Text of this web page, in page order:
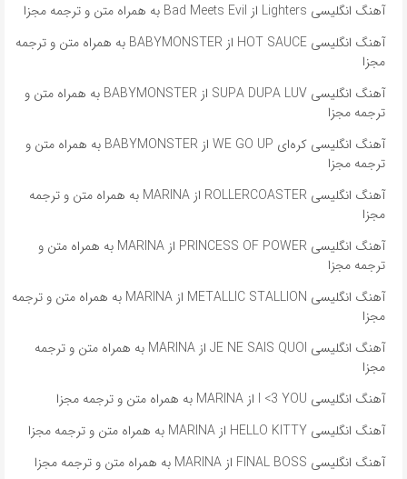
آهنگ انگلیسی Lighters از Bad Meets Evil به همراه متن و ترجمه مجزا
آهنگ انگلیسی HOT SAUCE از BABYMONSTER به همراه متن و ترجمه
مجزا
آهنگ انگلیسی SUPA DUPA LUV از BABYMONSTER به همراه متن و
ترجمه مجزا
آهنگ انگلیسی کره‌ای WE GO UP از BABYMONSTER به همراه متن و
ترجمه مجزا
آهنگ انگلیسی ROLLERCOASTER از MARINA به همراه متن و ترجمه
مجزا
آهنگ انگلیسی PRINCESS OF POWER از MARINA به همراه متن و
ترجمه مجزا
آهنگ انگلیسی METALLIC STALLION از MARINA به همراه متن و ترجمه
مجزا
آهنگ انگلیسی JE NE SAIS QUOI از MARINA به همراه متن و ترجمه
مجزا
آهنگ انگلیسی I <3 YOU از MARINA به همراه متن و ترجمه مجزا
آهنگ انگلیسی HELLO KITTY از MARINA به همراه متن و ترجمه مجزا
آهنگ انگلیسی FINAL BOSS از MARINA به همراه متن و ترجمه مجزا